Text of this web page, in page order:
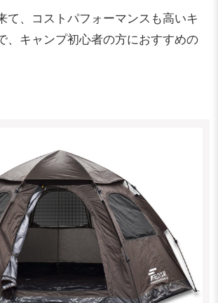
て、コストパフォーマンスも高いキ
、キャンプ初心者の方におすすめの